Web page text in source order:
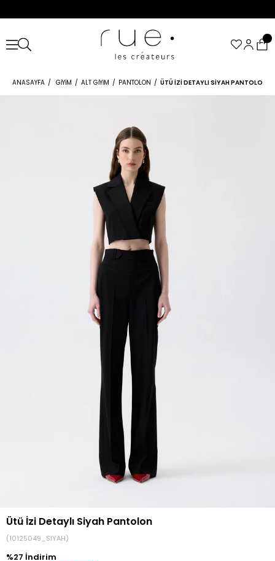
ANASAYFA GIYIM ALT GIYIM PANTOLON ÜTÜ İZI DETAYLI SIYAH PANTOLON
Ütü İzi Detaylı Siyah Pantolon
(10125049_SIYAH)
27